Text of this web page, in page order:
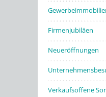
Firmenjubiläen
Neueröffnungen
Verkaufsoffene